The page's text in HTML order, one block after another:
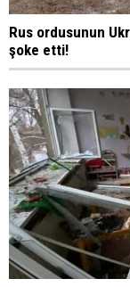
Rus ordusunun
şoke etti!